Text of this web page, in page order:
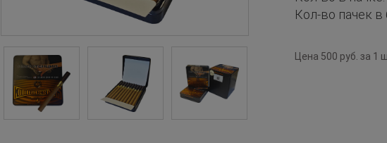
Кол-во пачек в
Цена 500 руб. за 1